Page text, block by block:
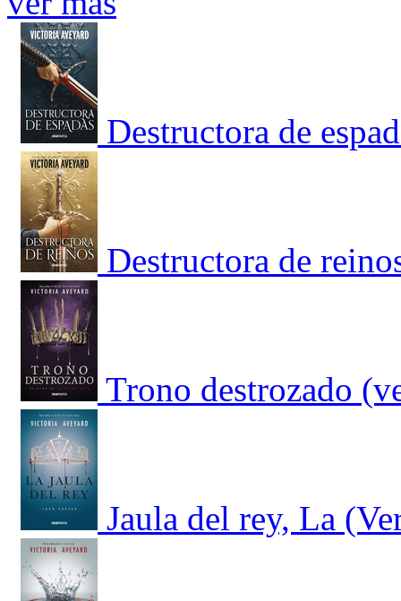
Destructora de
Destructora de
Trono destrozado
Jaula del rey, La